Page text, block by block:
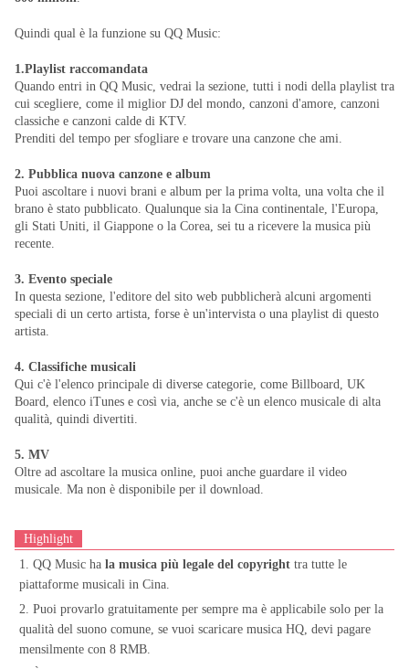
Quindi qual è la funzione su QQ Music:
1.Playlist raccomandata
Quando entri in QQ Music, vedrai la sezione, tutti i nodi della playlist tra
cui scegliere, come il miglior DJ del mondo, canzoni d'amore, canzoni
classiche e canzoni calde di KTV.
Prenditi del tempo per sfogliare e trovare una canzone che ami.
2. Pubblica nuova canzone e album
Puoi ascoltare i nuovi brani e album per la prima volta, una volta che il
brano è stato pubblicato. Qualunque sia la Cina continentale, l'Europa,
gli Stati Uniti, il Giappone o la Corea, sei tu a ricevere la musica più
recente.
3. Evento speciale
In questa sezione, l'editore del sito web pubblicherà alcuni argomenti
speciali di un certo artista, forse è un'intervista o una playlist di questo
artista.
4. Classifiche musicali
Qui c'è l'elenco principale di diverse categorie, come Billboard, UK
Board, elenco iTunes e così via, anche se c'è un elenco musicale di alta
qualità, quindi divertiti.
5. MV
Oltre ad ascoltare la musica online, puoi anche guardare il video
musicale. Ma non è disponibile per il download.
Highlight
1. QQ Music ha la musica più legale del copyright tra tutte le
piattaforme musicali in Cina.
2. Puoi provarlo gratuitamente per sempre ma è applicabile solo per la
qualità del suono comune, se vuoi scaricare musica HQ, devi pagare
mensilmente con 8 RMB.